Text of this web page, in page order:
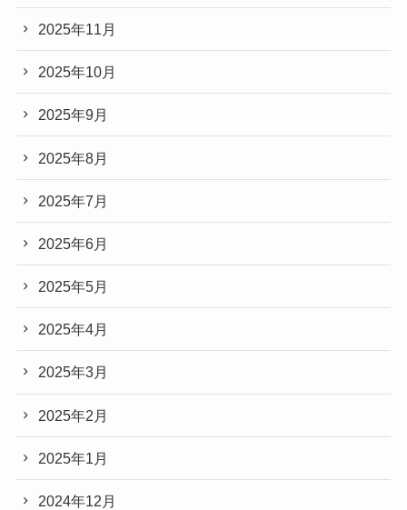
2025年11月
2025年10月
2025年9月
2025年8月
2025年7月
2025年6月
2025年5月
2025年4月
2025年3月
2025年2月
2025年1月
2024年12月